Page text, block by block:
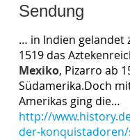
Sendung
… in Indien gelandet
1519 das
Mexiko, Pizarro ab
Südamerika.Doch
Amerikas ging die…
http://
der-